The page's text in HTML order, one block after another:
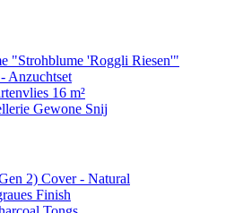
"Strohblume 'Roggli Riesen'"
Anzuchtset
16 m²
Gewone Snij
2) Cover - Natural
Finish